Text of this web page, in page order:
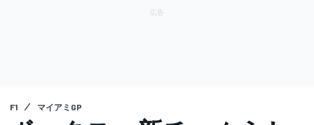
F1 マイアミGP